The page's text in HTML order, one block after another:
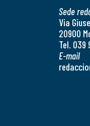
Sede
Via
20900
Tel. 039
E-mail